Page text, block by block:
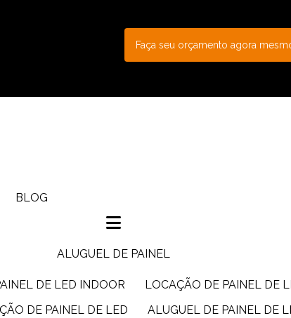
Faça seu orçamento agora
BLOG
ALUGUEL DE PAINEL
DE LED INDOOR
LOCAÇÃO DE PAINEL DE
DE PAINEL DE LED
ALUGUEL DE PAINEL DE